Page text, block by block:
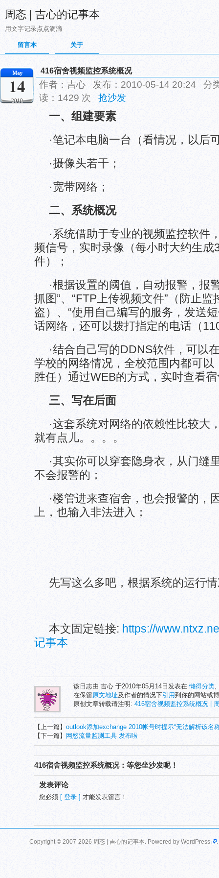
周忞 | 吉心的记事本
用文字记录点点滴滴
留言本 关于
May
14
2010
416宿舍视频监控系统概况
作者：吉心 发布：2010-05-14 20:24 分
读：1429 次 抢沙发
一、组建要素
·笔记本电脑一台（看情况，以后
·摄像头若干；
·宽带网络；
二、系统概况
·系统借助于专业的视频监控软件
频信号，实时录像（每小时大约生
件）；
·根据设置的阈值，自动报警，报
抓图”、“FTP上传视频文件”（防止
盗）、“使用自己编写的服务，发送
话网络，还可以拨打指定的电话（
·结合自己写的DDNS软件，可以
学校的网络情况，全校范围内都可以
胜任）通过WEB的方式，实时查看
三、写在后面
·这套系统对网络的依赖性比较大
就有点儿。。。。
·其实你可以穿套隐身衣，从门缝
不会报警的；
·楼管进来查宿舍，也会报警的，
上，也输入非法进入；
先写这么多吧，根据系统的运行
本文固定链接: https://
记事本
该日志由 吉心 于2010年05月14日发表在懒得分类,
在保留原文地址及作者的情况下引用到你的网站或
原创文章转载请注明: 416宿舍视频监控系统概况 |
【上一篇】 outlook添加exchange 2010帐号时提示“无法解析该名
【下一篇】
网悠流量监测工具 发布啦
416宿舍视频监控系统概况：等您坐沙发呢！
发表评论
您必须 [ 登录 ] 才能发表留言！
Copyright © 2007-2026 周忞 | 吉心的记事本. Powered by WordPress